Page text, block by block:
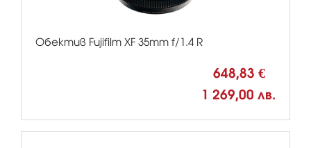
Обектив Fujifilm XF 35mm f/1.4 R
648,83 €
1 269,00 лв.